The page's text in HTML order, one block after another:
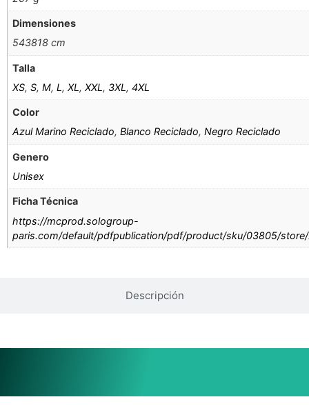
Descripción
Dimensiones
543818 cm
Talla
XS,S,M,L,XL,XXL, 3XL,4XL
Color
Azul Marino Reciclado,Blanco Reciclado,Negro Reciclado
Genero
Unisex
Ficha Técnica
https://mcprod.sologroup-
paris.com/default/pdfpublication/pdf/product/sku/03805/